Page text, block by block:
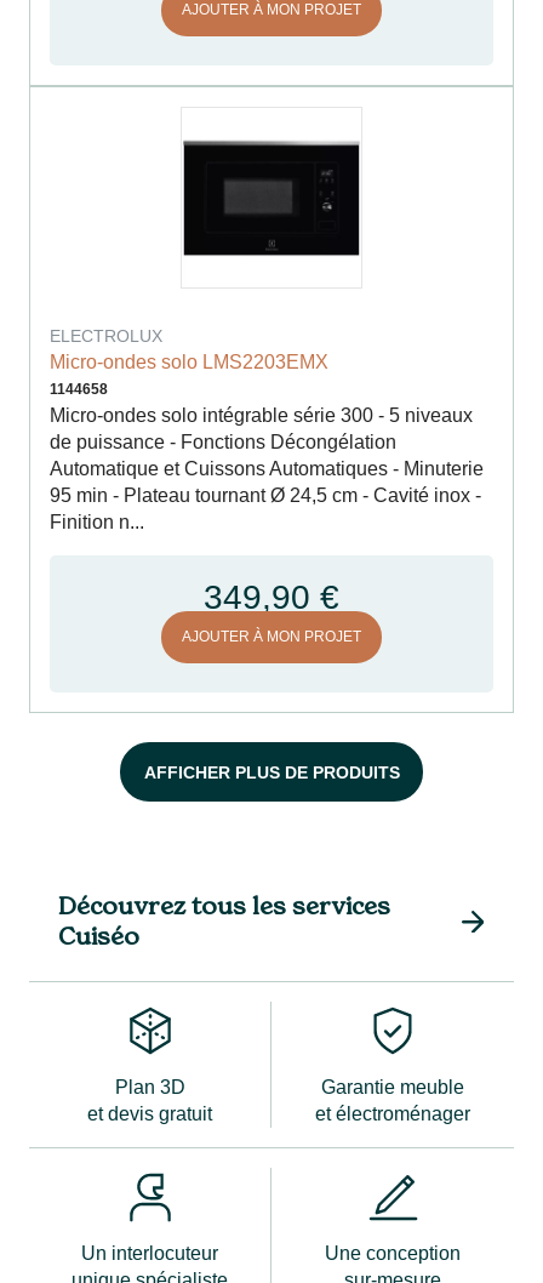
AJOUTER À MON PROJET
ELECTROLUX
Micro-ondes solo LMS2203EMX
1144658
Micro-ondes solo intégrable série 300 - 5 niveaux
de puissance - Fonctions Décongélation
Automatique et Cuissons Automatiques - Minuterie
95 min - Plateau tournant Ø 24,5 cm - Cavité inox -
Finition n...
349,90 €
AJOUTER À MON PROJET
AFFICHER PLUS DE PRODUITS
Découvrez tous les services
Cuiséo
Plan 3D
et devis gratuit
Garantie meuble
et électroménager
Un interlocuteur
Une conception